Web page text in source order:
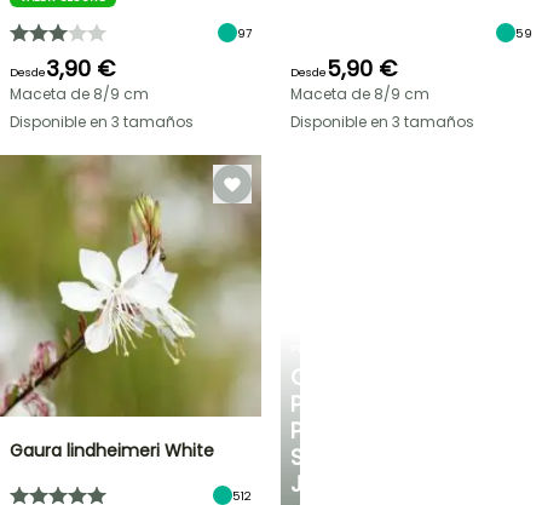
CONSEJOS
PERSONALIZADOS
PARA
SU
JARDÍN
97
Desde3,90 €
Maceta de 8/9 cm
Disponible en 3 tamaños
59
Desde5,90 €
Maceta de 8/9 cm
Disponible en 3 tamaños
Gaura lindheimeri White
512